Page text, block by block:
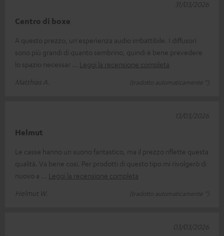
Centro di boxe
A questo prezzo, un'esperienza audio imbattibile. I diffusori
sono più grandi di quanto sembrino, quindi è bene prevedere
lo spazio necessar
Leggi la recensione completa
Matthias A.
(tradotto automaticamente *)
31/03/2026
Helmut
Le casse hanno un suono fantastico, ma il prezzo riflette questa
qualità. Va bene così. Per prodotti di questo tipo mi rivolgerò di
nuovo a
Leggi la recensione completa
Helmut W.
(tradotto automaticamente *)
13/03/2026
03/03/2026